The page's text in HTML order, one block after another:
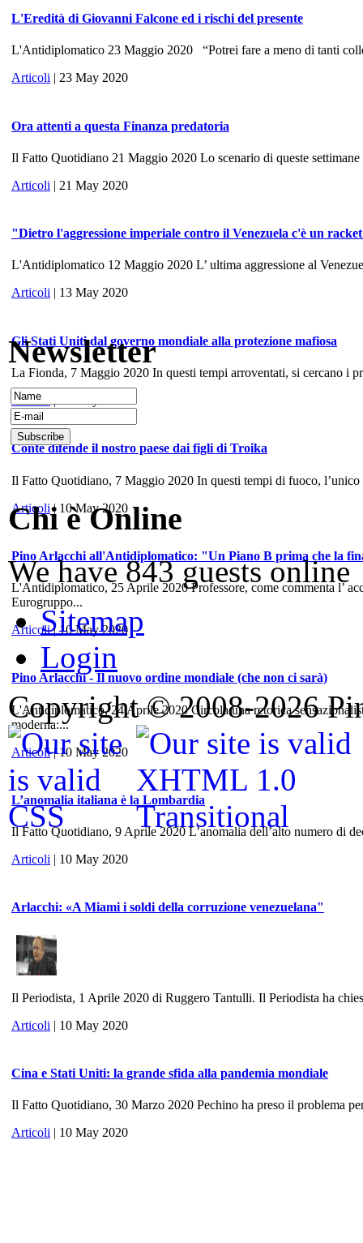
L'Eredità di Giovanni Falcone ed i rischi del presente
L'Antidiplomatico 23 Maggio 2020 “Potrei fare a meno di tanti
Articoli | 23 May 2020
Ora attenti a questa Finanza predatoria
Il Fatto Quotidiano 21 Maggio 2020 Lo scenario di queste
Articoli | 21 May 2020
"Dietro l'aggressione imperiale contro il Venezuela c'è un
L'Antidiplomatico 12 Maggio 2020 L’ ultima aggressione al
Articoli | 13 May 2020
Gli Stati Uniti dal governo mondiale alla protezione mafiosa
La Fionda, 7 Maggio 2020 In questi tempi arroventati, si cercano i
Articoli
Conte difende il nostro paese dai figli di Troika
Il Fatto Quotidiano, 7 Maggio 2020 In questi tempi di fuoco,
Articoli| 10 May 2020
Pino Arlacchi all'Antidiplomatico: "Un Piano B prima che la
L'Antidiplomatico, 25 Aprile 2020 Professore, come commenta l’
Eurogruppo...
Articoli| 10 May 2020
Pino Arlacchi - Il nuovo ordine mondiale (che non ci sarà)
L'Antidiplomatico, 24 Aprile 2020 Circola una retorica
moderna:...
Articoli| 10 May 2020
L’anomalia italiana è la Lombardia
Il Fatto Quotidiano, 9 Aprile 2020 L’anomalia dell’alto numero di
Articoli | 10 May 2020
Arlacchi: «A Miami i soldi della corruzione venezuelana"
Il Periodista, 1 Aprile 2020 di Ruggero Tantulli. Il Periodista ha
Articoli | 10 May 2020
Cina e Stati Uniti: la grande sfida alla pandemia mondiale
Il Fatto Quotidiano, 30 Marzo 2020 Pechino ha preso il problema
Articoli | 10 May 2020
Newsletter
Chi è Online
We have 843 guests online
Sitemap
Login
Copyright © 2008-2026